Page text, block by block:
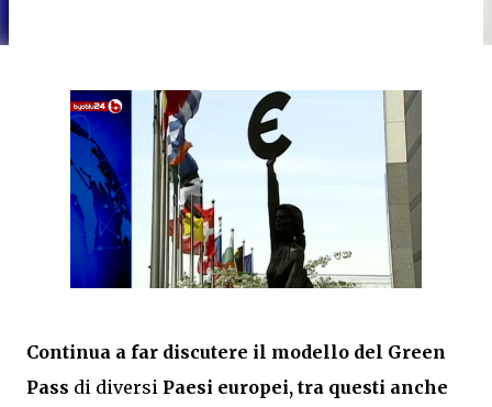
Continua a far discutere il modello del Green
Pass di diversi Paesi europei, tra questi anche